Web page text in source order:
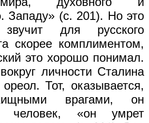
Западу» (с. 201). Но это
звучит для русского
скорее комплиментом,
это хорошо понимал.
личности Сталина
ореол. Тот, оказывается,
врагами, он
человек, «он умрет